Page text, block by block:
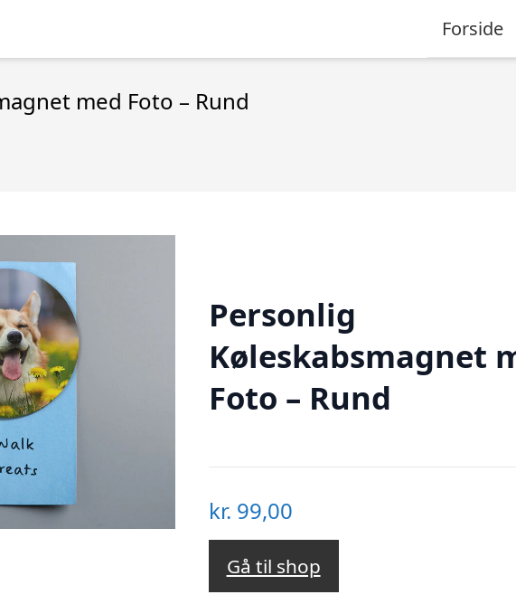
Forside
med Foto – Rund
Personlig
Køleskabsmagnet
Foto – Rund
kr. 99,00
Gå til shop